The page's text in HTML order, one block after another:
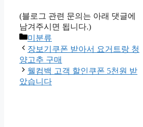
(블로그 관련 문의는 아래 댓글에
남겨주시면 됩니다.)
Categories
미분류
장보기쿠폰 받아서 요거트랑 청
양고추 구매
웰컴백 고객 할인쿠폰 5천원 받
았습니다